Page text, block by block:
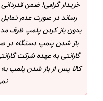
خریدار گرامی! ضمن
رساند در صورت عدم تمایل
بدون باز کردن پلمپ ظرف
باز شدن پلمپ دستگاه در
گارانتی به عهده شرکت
کالا پس از باز شدن پلمپ